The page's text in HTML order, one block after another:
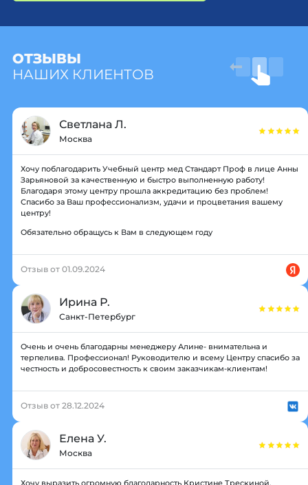
ОТЗЫВЫ
НАШИХ КЛИЕНТОВ
Светлана Л.
Москва
Хочу поблагодарить Учебный центр мед Стандарт Проф в лице Анны
Зарьяновой за качественную и быстро выполненную работу!
Благодаря этому центру прошла аккредитацию без проблем!
Спасибо за Ваш профессионализм, удачи и процветания вашему
центру!
Обязательно обращусь к Вам в следующем году
Отзыв от 01.09.2024
Ирина Р.
Санкт-Петербург
Очень и очень благодарны менеджеру Алине- внимательна и
терпелива. Профессионал! Руководителю и всему Центру спасибо за
честность и добросовестность к своим заказчикам-клиентам!
Отзыв от 28.12.2024
Елена У.
Москва